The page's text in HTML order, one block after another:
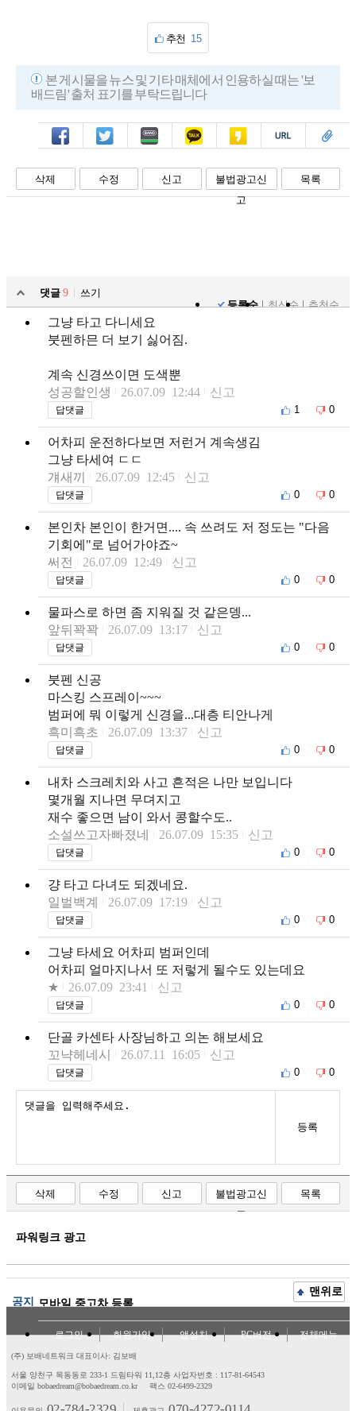
추천 15
본 게시물을 뉴스 및 기타 매체에서 인용하실 때는 '보
배드림' 출처 표기를 부탁드립니다
페북 트윗 밴드 카톡 카스 복사 스크랩
삭제 수정 신고
불법광고신
고
목록
댓글 9
쓰기
등록순
최신순 추천순
그냥 타고 다니세요
붓펜하믄 더 보기 싫어짐.
계속 신경쓰이면 도색뿐
성공할인생
26.07.09 12:44 신고
답댓글 1 0
어차피 운전하다보면 저런거 계속생김
그냥 타세여 ㄷㄷ
걔새끼
26.07.09 12:45 신고
답댓글 0 0
본인차 본인이 한거면.... 속 쓰려도 저 정도는 "다음
기회에"로 넘어가야죠~
써전
26.07.09 12:49 신고
답댓글 0 0
물파스로 하면 좀 지워질 것 같은뎅...
앞뒤꽉꽉
26.07.09 13:17 신고
답댓글 0 0
붓펜 신공
마스킹 스프레이~~~
범퍼에 뭐 이렇게 신경을...대층 티안나게
흑미흑초
26.07.09 13:37 신고
답댓글 0 0
내차 스크레치와 사고 흔적은 나만 보입니다
몇개월 지나면 무뎌지고
재수 좋으면 남이 와서 콩할수도..
소설쓰고자빠졌네
26.07.09 15:35 신고
답댓글 0 0
걍 타고 다녀도 되겠네요.
일벌백계
26.07.09 17:19 신고
답댓글 0 0
그냥 타세요 어차피 범퍼인데
어차피 얼마지나서 또 저렇게 될수도 있는데요
★
26.07.09 23:41 신고
답댓글 0 0
단골 카센타 사장님하고 의논 해보세요
꼬냑헤네시
26.07.11 16:05 신고
답댓글 0 0
등록
삭제 수정 신고
불법광고신
고
목록
파워링크 광고
공지 모바일 중고차 등록
맨위로
로그인 회원가입 앱설치 PC버전 전체메뉴
(주) 보배네트워크 대표이사: 김보배
서울 양천구 목동동로 233-1 드림타워 11,12층 사업자번호 : 117-81-64543
이메일 bobaedream@bobaedream.co.kr
팩스 02-6499-2329